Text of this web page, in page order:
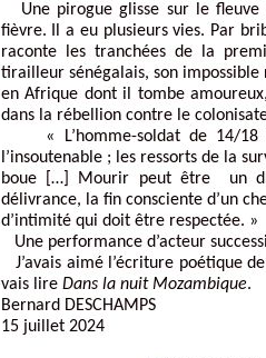
Une pirogue glisse sur le fleuve
fièvre. Il a eu plusieurs vies. Par
raconte les tranchées de la
tirailleur sénégalais, son impossible
en Afrique dont il tombe
dans la rébellion contre le
« L’homme-soldat de 14/18
l’insoutenable ; les ressorts de la
boue […] Mourir peut être un
délivrance, la fin consciente d’un
d’intimité qui doit être respectée. »
Une performance d’acteur
J’avais aimé l’écriture poétique
vais lire Dans la nuit Mozambique.
Bernard DESCHAMPS
15 juillet 2024